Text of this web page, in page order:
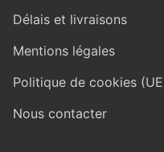
Délais et livraisons
Mentions légales
Politique de cookies
Nous contacter